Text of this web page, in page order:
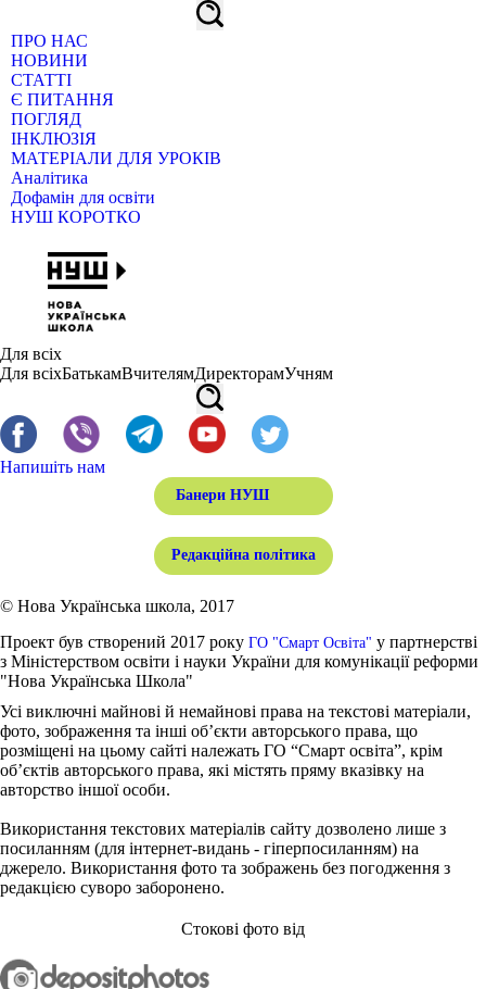
ПРО НАС
НОВИНИ
СТАТТІ
Є ПИТАННЯ
ПОГЛЯД
ІНКЛЮЗІЯ
МАТЕРІАЛИ ДЛЯ УРОКІВ
Аналітика
Дофамін для освіти
НУШ КОРОТКО
Для всіх
Для всіхБатькамВчителямДиректорамУчням
Напишіть нам
Банери НУШ
Редакційна політика
© Нова Українська школа, 2017
Проект був створений 2017 року ГО "Смарт Освіта" у партнерстві
з Міністерством освіти і науки України для комунікації реформи
"Нова Українська Школа"
Усі виключні майнові й немайнові права на текстові матеріали,
фото, зображення та інші об’єкти авторського права, що
розміщені на цьому сайті належать ГО “Смарт освіта”, крім
об’єктів авторського права, які містять пряму вказівку на
авторство іншої особи.
Використання текстових матеріалів сайту дозволено лише з
посиланням (для інтернет-видань - гіперпосиланням) на
джерело. Використання фото та зображень без погодження з
редакцією суворо заборонено.
Стокові фото від